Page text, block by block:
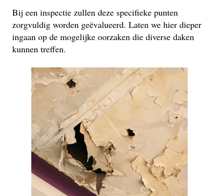
Bij een inspectie zullen deze specifieke punten
zorgvuldig worden geëvalueerd. Laten we hier dieper
ingaan op de mogelijke oorzaken die diverse daken
kunnen treffen.